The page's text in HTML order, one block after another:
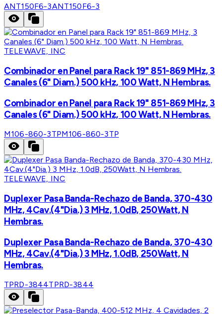
ANT150F6-3ANT150F6-3
TELEWAVE, INC
Combinador en Panel para Rack 19" 851-869 MHz, 3
Canales (6" Diam.) 500 kHz, 100 Watt, N Hembras.
Combinador en Panel para Rack 19" 851-869 MHz, 3
Canales (6" Diam.) 500 kHz, 100 Watt, N Hembras.
M106-860-3TPM106-860-3TP
TELEWAVE, INC
Duplexer Pasa Banda-Rechazo de Banda, 370-430
MHz, 4Cav.(4"Dia.) 3 MHz, 1.0dB, 250Watt, N
Hembras.
Duplexer Pasa Banda-Rechazo de Banda, 370-430
MHz, 4Cav.(4"Dia.) 3 MHz, 1.0dB, 250Watt, N
Hembras.
TPRD-3844TPRD-3844